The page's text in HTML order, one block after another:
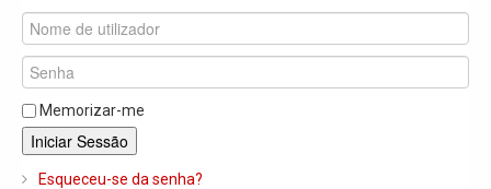
Produtos
Solar
Termoacumuladores e Depósitos de Inércia
Ar Condicionado
Memorizar-me
Iniciar Sessão
Esqueceu-se da senha?